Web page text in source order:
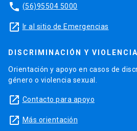
phone (56)95504 5000
launch Ir al sitio de Emergencias
DISCRIMINACIÓN Y VIOLENCIA
Orientación y apoyo en casos de
género o violencia sexual.
launch Contacto para apoyo
launch Más orientación